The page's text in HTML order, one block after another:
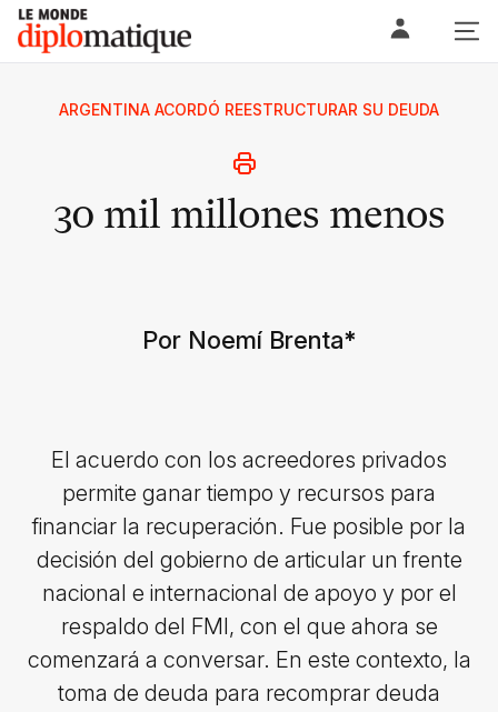
Skip
content
Le monde diplomatique
ARGENTINA ACORDÓ REESTRUCTURAR SU DEUDA
30 mil millones menos
Por Noemí Brenta*
El acuerdo con los acreedores privados
permite ganar tiempo y recursos para
financiar la recuperación. Fue posible por la
decisión del gobierno de articular un frente
nacional e internacional de apoyo y por el
respaldo del FMI, con el que ahora se
comenzará a conversar. En este contexto, la
toma de deuda para recomprar deuda